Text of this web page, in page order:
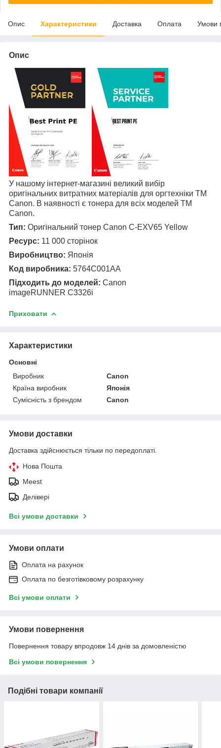
Опис Характеристики Доставка Оплата Умови
Опис
У нашому інтернет-магазині великий вибір
оригінальних витратних матеріалів для оргтехніки TM
Canon. В наявності є тонера для всіх моделей TM
Canon.
Тип: Оригінальний тонер Canon C-EXV65 Yellow
Ресурс: 11 000 сторінок
Виробництво: Японія
Код виробника: 5764C001AA
Підходить до моделей: Canon
imageRUNNER C3326i
Приховати
Характеристики
Основні
Виробник
Canon
Країна виробник
Японія
Сумісність з брендом
Canon
Умови доставки
Доставка здійснюється тільки по передоплаті.
Нова Пошта
Meest
Делівері
Всі умови доставки
Умови оплати
Оплата на рахунок
Оплата по безготівковому розрахунку
Всі умови оплати
Умови повернення
Повернення товару впродовж 14 днів за домовленістю
Всі умови повернення
Подібні товари компанії